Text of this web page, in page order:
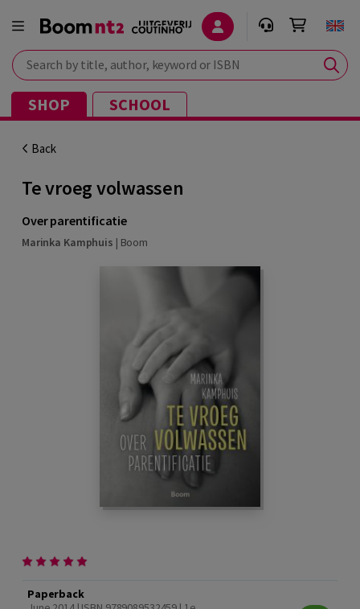
Search by title, author, keyword or ISBN
SHOP SCHOOL
Back
Te vroeg volwassen
Over parentificatie
Marinka Kamphuis | Boom
Paperback